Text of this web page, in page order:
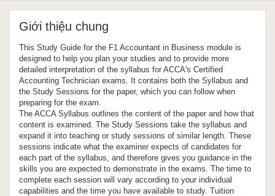
Giới thiệu chung
This Study Guide for the F1 Accountant in Business module is
designed to help you plan your studies and to provide more
detailed interpretation of the syllabus for ACCA's Certified
Accounting Technician exams. It contains both the Syllabus and
the Study Sessions for the paper, which you can follow when
preparing for the exam.
The ACCA Syllabus outlines the content of the paper and how that
content is examined. The Study Sessions take the syllabus and
expand it into teaching or study sessions of similar length. These
sessions indicate what the examiner expects of candidates for
each part of the syllabus, and therefore gives you guidance in the
skills you are expected to demonstrate in the exams. The time to
complete each session will vary according to your individual
capabilities and the time you have available to study. Tuition